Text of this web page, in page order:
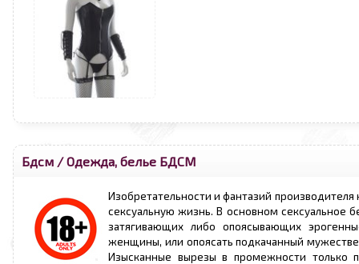
Бдсм /Одежда, белье БДСМ
Изобретательности и фантазий
сексуальную жизнь. В основном
затягивающих либо опоясывающих
женщины, или опоясать подкачанный
Изысканные вырезы в промежности только